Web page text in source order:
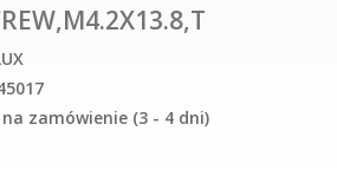
zamówienie (3 - 4 dni)